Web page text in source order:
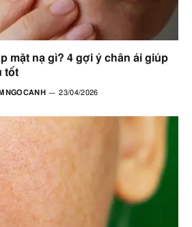
mặt nạ gì? 4 gợi ý chân ái giúp
tốt
23/04/2026